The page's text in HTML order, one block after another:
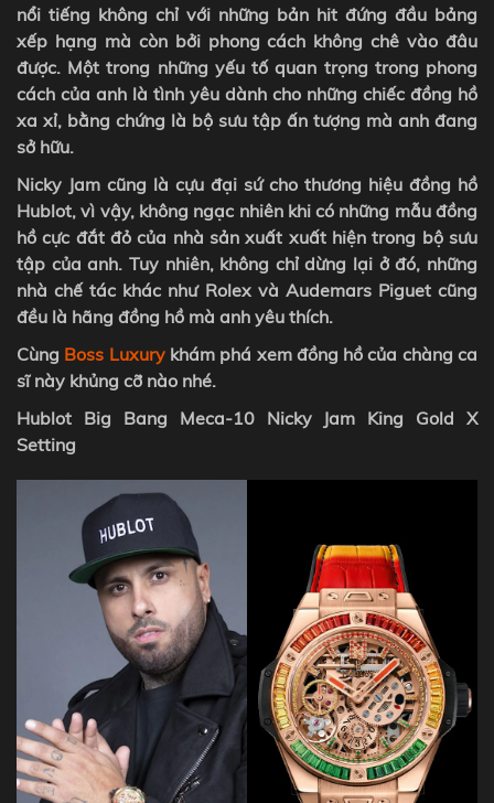
nổi tiếng không chỉ với những bản hit đứng đầu bảng
xếp hạng mà còn bởi phong cách không chê vào đâu
được. Một trong những yếu tố quan trọng trong phong
cách của anh là tình yêu dành cho những chiếc đồng hồ
xa xỉ, bằng chứng là bộ sưu tập ấn tượng mà anh đang
sở hữu.
Nicky Jam cũng là cựu đại sứ cho thương hiệu đồng hồ
Hublot, vì vậy, không ngạc nhiên khi có những mẫu đồng
hồ cực đắt đỏ của nhà sản xuất xuất hiện trong bộ sưu
tập của anh. Tuy nhiên, không chỉ dừng lại ở đó, những
nhà chế tác khác như Rolex và Audemars Piguet cũng
đều là hãng đồng hồ mà anh yêu thích.
Cùng Boss Luxurykhám phá xem đồng hồ của chàng ca
sĩ này khủng cỡ nào nhé.
Hublot Big Bang Meca-10 Nicky Jam King Gold X
Setting